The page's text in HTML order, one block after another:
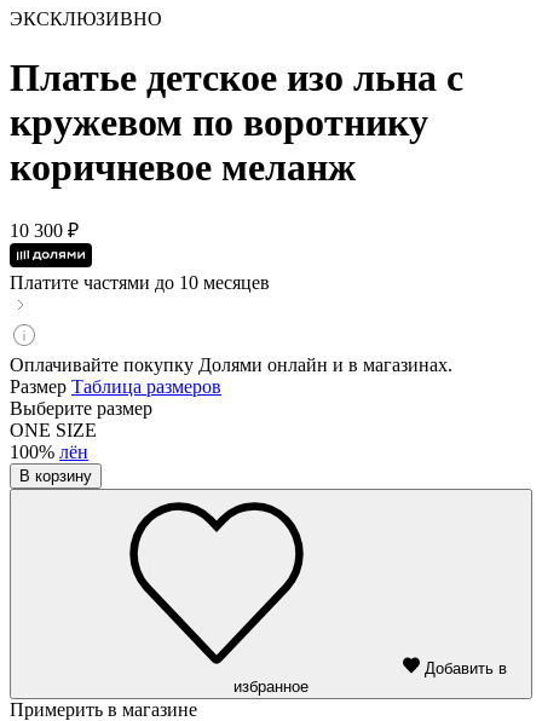
ЭКСКЛЮЗИВНО
Платье детское изо льна с
кружевом по воротнику
коричневое меланж
10 300 ₽
Платите частями до 10 месяцев
Оплачивайте покупку Долями онлайн и в магазинах.
Размер Таблица размеров
Выберите размер
ONE SIZE
100% лён
В корзину
Добавить в
избранное
Примерить в магазине